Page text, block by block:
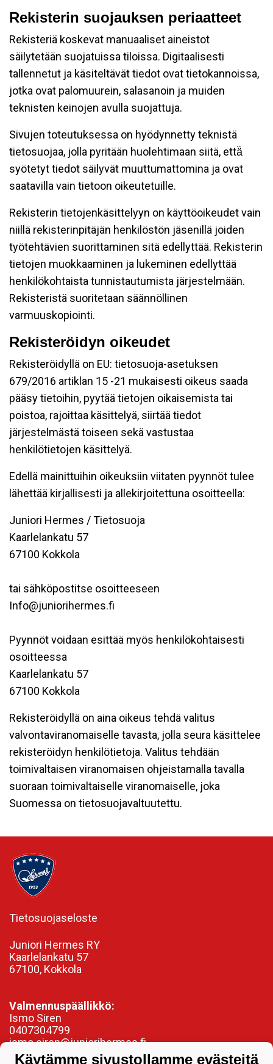
Rekisterin suojauksen periaatteet
Rekisteriä koskevat manuaaliset aineistot
säilytetään suojatuissa tiloissa. Digitaalisesti
tallennetut ja käsiteltävät tiedot ovat tietokannoissa,
jotka ovat palomuurein, salasanoin ja muiden
teknisten keinojen avulla suojattuja.
Sivujen toteutuksessa on hyödynnetty teknistä
tietosuojaa, jolla pyritään huolehtimaan siitä, että̈
syötetyt tiedot säilyvät muuttumattomina ja ovat
saatavilla vain tietoon oikeutetuille.
Rekisterin tietojenkäsittelyyn on käyttöoikeudet vain
niillä rekisterinpitäjän henkilöstön jäsenillä joiden
työtehtävien suorittaminen sitä edellyttää. Rekisterin
tietojen muokkaaminen ja lukeminen edellyttää
henkilökohtaista tunnistautumista järjestelmään.
Rekisteristä suoritetaan säännöllinen
varmuuskopiointi.
Rekisteröidyn oikeudet
Rekisteröidyllä on EU: tietosuoja-asetuksen
679/2016 artiklan 15 -21 mukaisesti oikeus saada
pääsy tietoihin, pyytää tietojen oikaisemista tai
poistoa, rajoittaa käsittelyä, siirtää tiedot
järjestelmästä toiseen sekä vastustaa
henkilötietojen käsittelyä.
Edellä mainittuihin oikeuksiin viitaten pyynnöt tulee
lähettää kirjallisesti ja allekirjoitettuna osoitteella:
Juniori Hermes / Tietosuoja
Kaarlelankatu 57
67100 Kokkola
tai sähköpostitse osoitteeseen
Info@juniorihermes.fi
Pyynnöt voidaan esittää myös henkilökohtaisesti
osoitteessa
Kaarlelankatu 57
67100 Kokkola
Rekisteröidyllä on aina oikeus tehdä valitus
valvontaviranomaiselle tavasta, jolla seura käsittelee
rekisteröidyn henkilötietoja. Valitus tehdään
toimivaltaisen viranomaisen ohjeistamalla tavalla
suoraan toimivaltaiselle viranomaiselle, joka
Suomessa on tietosuojavaltuutettu.
Tietosuojaseloste
Juniori Hermes RY
Kaarlelankatu 57
67100, Kokkola
Valmennuspäällikkö:
Ismo Siren
0407304799
ismo.siren@juniorihermes.fi
Käytämme sivustollamme evästeitä